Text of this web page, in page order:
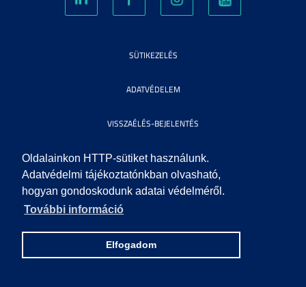
Oldalainkon HTTP-sütiket használunk.
Adatvédelmi tájékoztatónkban olvasható,
hogyan gondoskodunk adatai védelméről.
További információ
Elfogadom
SÜTIKEZELÉS
ADATVÉDELEM
VISSZAÉLÉS-BEJELENTÉS
KÖZÉRDEKŰ ADATOK
IMPRESSZUM